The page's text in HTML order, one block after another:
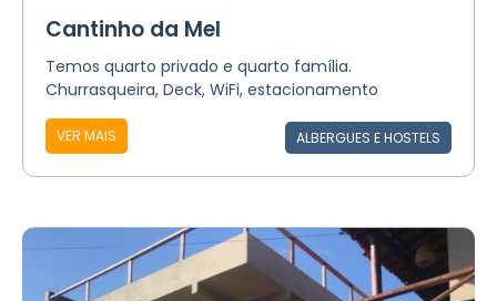
Cantinho da Mel
Temos quarto privado e quarto família.
Churrasqueira, Deck, WiFi, estacionamento
VER MAIS ALBERGUES E HOSTELS